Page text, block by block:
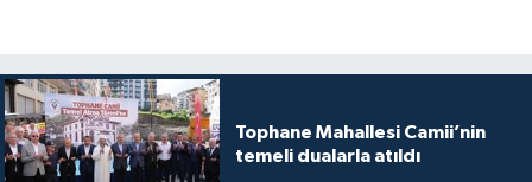
Tophane Mahallesi Camii’nin
temeli dualarla atıldı
İzmir Müftülüğü
Kahramanmaraş Müftülüğü